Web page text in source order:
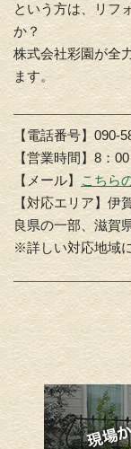
という方は、リフ
か？
株式会社彩園が全
ます。
【電話番号】090-
【営業時間】8：
【メール】
こちら
【対応エリア】
良県の一部、滋賀
※詳しい対応地域